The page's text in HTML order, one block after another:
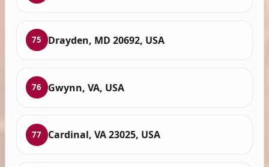
75 Drayden, MD 20692, USA
76 Gwynn, VA, USA
77 Cardinal, VA 23025, USA